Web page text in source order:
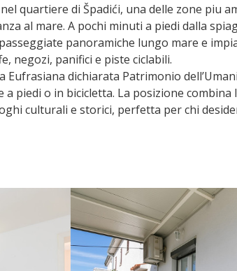
quartiere di Špadići, una delle zone piu
al mare. A pochi minuti a piedi dalla
panoramiche lungo mare e
negozi, panifici e piste ciclabili.
dichiarata Patrimonio
a piedi o in bicicletta. La posizione
culturali e storici, perfetta per chi